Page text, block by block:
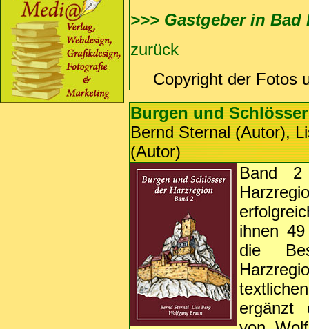
>>> Gastgeber in Bad
zurück
Copyright der Fotos
Burgen und
Bernd Sternal (Autor),
(Autor)
Band 2
ihnen
die
ergänzt